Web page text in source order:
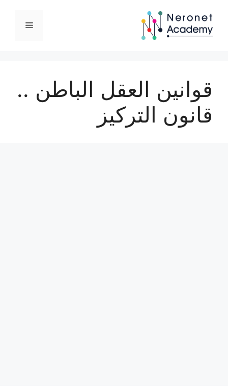
المحتوى
القائمة
قوانين العقل الباطن ..
قانون التركيز